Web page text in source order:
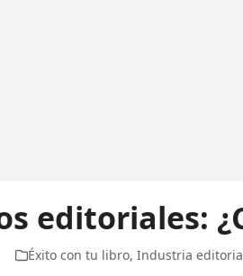
editoriales:
Éxito con tu libro,Industria